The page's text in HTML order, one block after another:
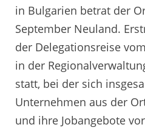
in Bulgarien betrat der
September Neuland.
der Delegationsreise
in der
statt, bei der sich
Unternehmen aus der
und ihre Jobangebote